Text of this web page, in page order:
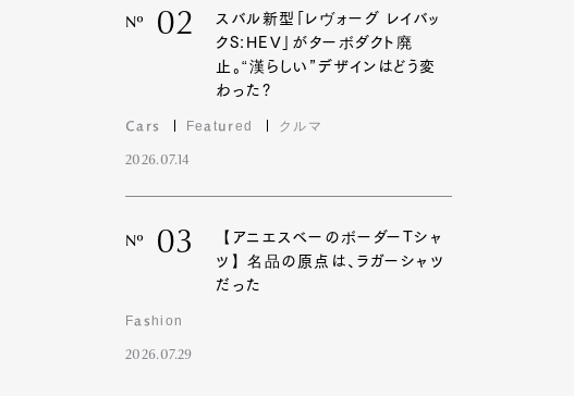
Nº 02
スバル新型「レヴォーグ レイバッ
クS:HEV」がターボダクト廃
止。“漢らしい”デザインはどう変
わった?
Cars Featured クルマ
2026.07.14
Nº 03
【アニエスベーのボーダーTシャ
ツ】名品の原点は、ラガーシャツ
だった
Fashion
2026.07.29